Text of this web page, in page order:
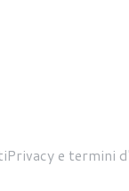
Privacy e termini